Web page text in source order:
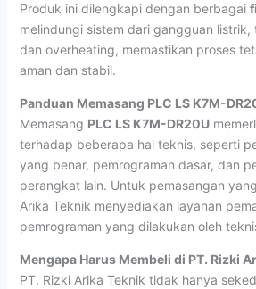
Produk ini dilengkapi dengan berbagai
melindungi sistem dari gangguan
dan overheating, memastikan proses
aman dan stabil.
Panduan Memasang PLC LS K7M-
Memasang PLC LS K7M-DR20U
terhadap beberapa hal teknis, seperti
yang benar, pemrograman dasar, dan
perangkat lain. Untuk pemasangan
Arika Teknik menyediakan layanan
pemrograman yang dilakukan oleh
Mengapa Harus Membeli di PT. Rizki
PT. Rizki Arika Teknik tidak hanya